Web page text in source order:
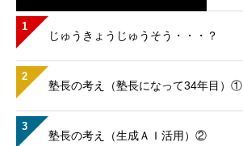
1
じゅうきょうじゅうそう・・・？
2
塾長の考え（塾長になって34年目）①
3
塾長の考え（生成ＡＩ活用）②